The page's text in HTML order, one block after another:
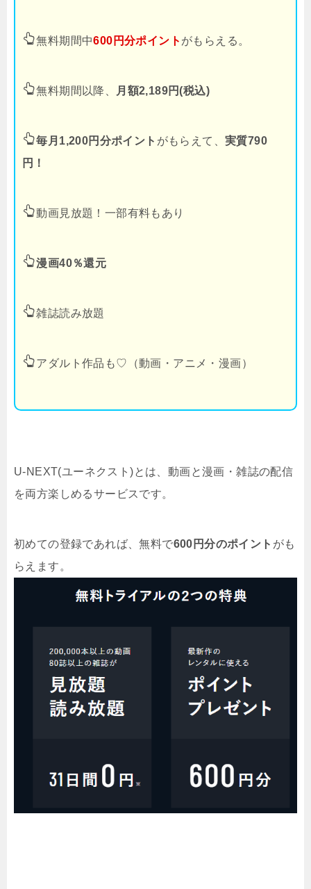
無料期間中600円分ポイント がもらえる。
無料期間以降、 月額2,189円(税込)
毎月1,200円分ポイント がもらえて、実質790
円！
動画見放題！一部有料もあり
漫画40％還元
雑誌読み放題
アダルト作品も♡（動画・アニメ・漫画）
U-NEXT(ユーネクスト)とは、動画と漫画・雑誌の配信
を両方楽しめるサービスです。
初めての登録であれば、無料で600円分のポイント がも
らえます。